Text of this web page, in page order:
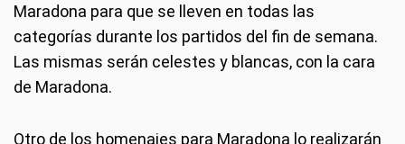
Maradona para que se lleven en todas las
categorías durante los partidos del fin de semana.
Las mismas serán celestes y blancas, con la cara
de Maradona.
Otro de los homenajes para Maradona lo realizarán